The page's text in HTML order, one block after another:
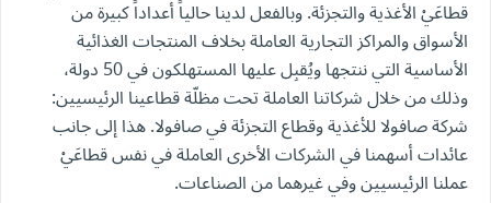
قطاعَيْ الأغذية والتجزئة. وبالفعل لدينا حالياً أعداداً كبيرة من
الأسواق والمراكز التجارية العاملة بخلاف المنتجات الغذائية
الأساسية التي ننتجها ويُقبِل عليها المستهلكون في 50 دولة،
وذلك من خلال شركاتنا العاملة تحت مظلّة قطاعينا الرئيسيين:
شركة صافولا للأغذية وقطاع التجزئة في صافولا. هذا إلى جانب
عائدات أسهمنا في الشركات الأخرى العاملة في نفس قطاعَيْ
عملنا الرئيسيين وفي غيرهما من الصناعات.